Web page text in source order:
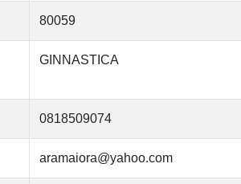
80059
GINNASTICA
0818509074
aramaiora@yahoo.com